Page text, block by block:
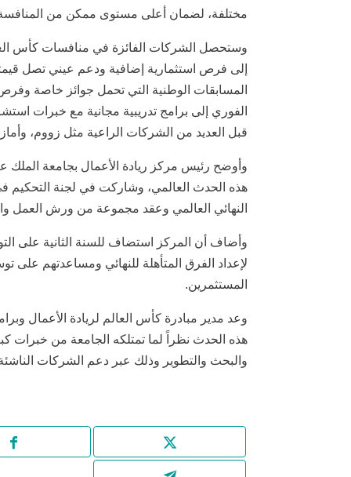
مختلفة، لضمان أعلى مستوى ممكن من المنافسة
وستحصل الشركات الفائزة في منافسات كأس
المسابقات الوطنية التي تحمل جوائز خاصة
قبل العديد من الشركات الراعية مثل زووم،
وأوضح رئيس مركز ريادة الأعمال بجامعة الملك
هذه الحدث العالمي، وشاركت في لجنة التحكيم
النهائي العالمي وعقد مجموعة من ورش العمل
لإعداد الفرق المتأهلة للنهائي ومساعدتهم
المستثمرين.
وعد مدير مبادرة كأس العالم لريادة الأعمال
هذه الحدث نظراً لما تمتلكه الجامعة من خبرات
والبحث والتطوير وذلك عبر دعم الشركات